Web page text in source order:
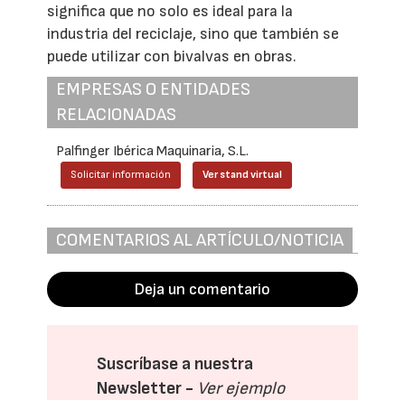
significa que no solo es ideal para la
industria del reciclaje, sino que también se
puede utilizar con bivalvas en obras.
EMPRESAS O ENTIDADES
RELACIONADAS
Palfinger Ibérica Maquinaria, S.L.
Solicitar información Ver stand virtual
COMENTARIOS AL ARTÍCULO/NOTICIA
Deja un comentario
Suscríbase a nuestra
Newsletter - Ver ejemplo